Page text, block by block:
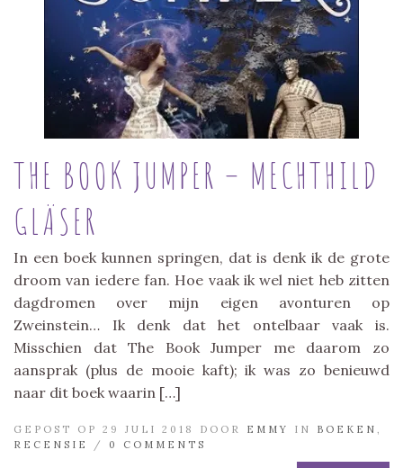
THE BOOK JUMPER – MECHTHILD
GLÄSER
In een boek kunnen springen, dat is denk ik de grote
droom van iedere fan. Hoe vaak ik wel niet heb zitten
dagdromen over mijn eigen avonturen op
Zweinstein… Ik denk dat het ontelbaar vaak is.
Misschien dat The Book Jumper me daarom zo
aansprak (plus de mooie kaft); ik was zo benieuwd
naar dit boek waarin […]
GEPOST OP 29 JULI 2018 DOOR EMMY IN BOEKEN
RECENSIE
/ 0 COMMENTS